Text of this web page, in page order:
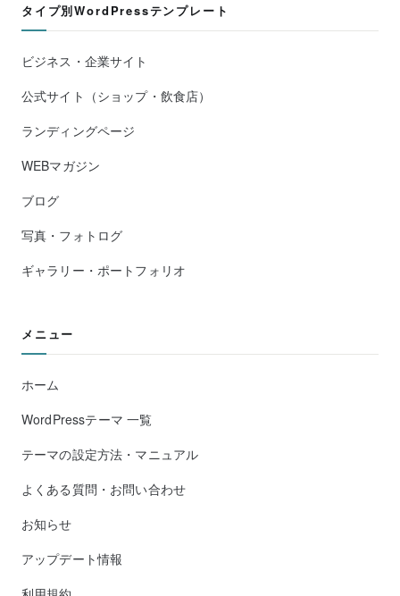
タイプ別WordPressテンプレート
ビジネス・企業サイト
公式サイト（ショップ・飲食店）
ランディングページ
WEBマガジン
ブログ
写真・フォトログ
ギャラリー・ポートフォリオ
メニュー
ホーム
WordPressテーマ 一覧
テーマの設定方法・マニュアル
よくある質問・お問い合わせ
お知らせ
アップデート情報